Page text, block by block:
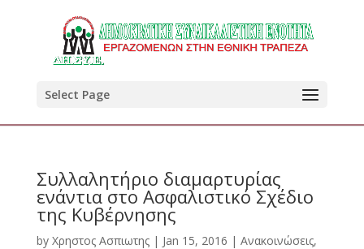
Select Page
Συλλαλητήριο διαμαρτυρίας
ενάντια στο Ασφαλιστικό Σχέδιο
της Κυβέρνησης
by Χρηστος Ασπιωτης| Jan 15, 2016 | Ανακοινώσεις,